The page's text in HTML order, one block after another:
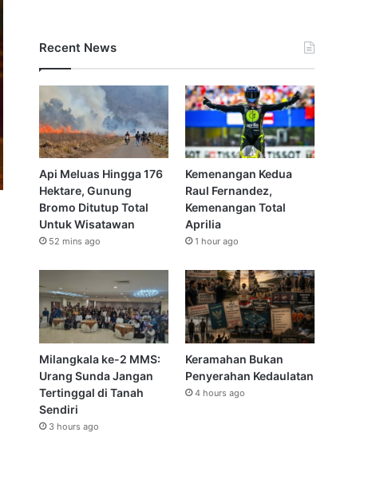
Recent News
Api Meluas Hingga 176
Hektare, Gunung
Bromo Ditutup Total
Untuk Wisatawan
52 mins ago
Kemenangan Kedua
Raul Fernandez,
Kemenangan Total
Aprilia
1 hour ago
Milangkala ke-2 MMS:
Urang Sunda Jangan
Tertinggal di Tanah
Sendiri
3 hours ago
Keramahan Bukan
Penyerahan Kedaulatan
4 hours ago